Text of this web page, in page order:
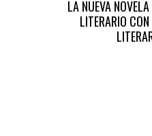
LA NUEVA
LITERARIO